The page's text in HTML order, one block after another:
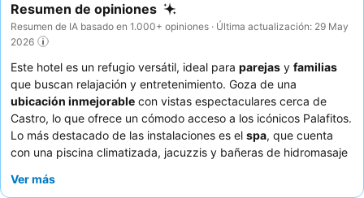
Resumen de opiniones
Resumen de IA basado en 1.000+ opiniones · Última actualización: 29 May
2026
Este hotel es un refugio versátil, ideal para parejas y familias
que buscan relajación y entretenimiento. Goza de una
ubicación inmejorable con vistas espectaculares cerca de
Castro, lo que ofrece un cómodo acceso a los icónicos Palafitos.
Lo más destacado de las instalaciones es el spa, que cuenta
con una piscina climatizada, jacuzzis y bañeras de hidromasaje
huéspedes elogian constantemente el
Ver más